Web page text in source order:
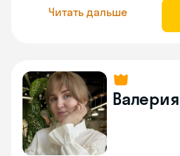
Читать дальше
Валерия